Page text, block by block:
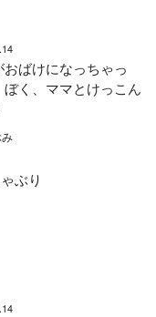
おばけになっちゃっ
く、ママとけっこん